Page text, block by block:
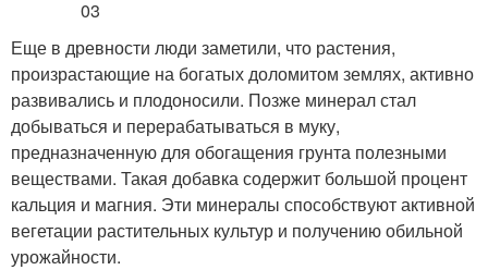
Еще в древности люди заметили, что растения,
произрастающие на богатых доломитом землях, активно
развивались и плодоносили. Позже минерал стал
добываться и перерабатываться в муку,
предназначенную для обогащения грунта полезными
веществами. Такая добавка содержит большой процент
кальция и магния. Эти минералы способствуют активной
вегетации растительных культур и получению обильной
урожайности.